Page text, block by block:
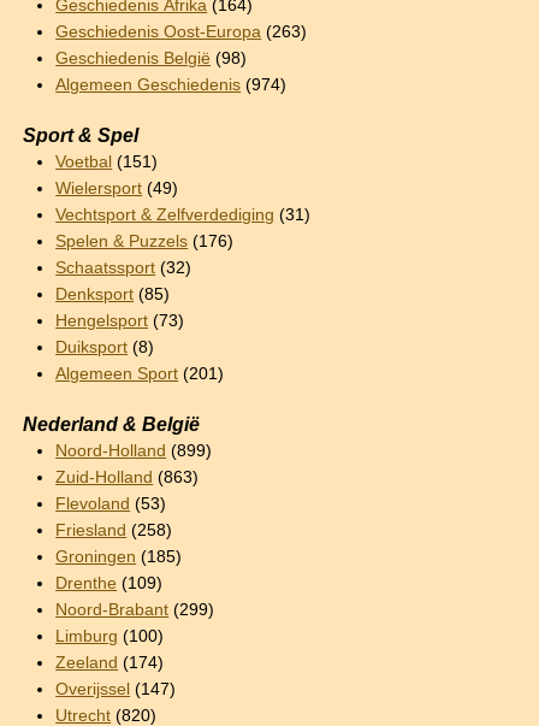
Geschiedenis Afrika (164)
Geschiedenis Oost-Europa (263)
Geschiedenis België (98)
Algemeen Geschiedenis (974)
Sport & Spel
Voetbal (151)
Wielersport (49)
Vechtsport & Zelfverdediging (31)
Spelen & Puzzels (176)
Schaatssport (32)
Denksport (85)
Hengelsport (73)
Duiksport (8)
Algemeen Sport (201)
Nederland & België
Noord-Holland (899)
Zuid-Holland (863)
Flevoland (53)
Friesland (258)
Groningen (185)
Drenthe (109)
Noord-Brabant (299)
Limburg (100)
Zeeland (174)
Overijssel (147)
Utrecht (820)